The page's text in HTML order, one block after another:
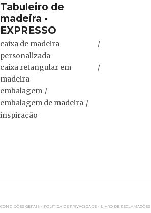
Tabuleiro de
madeira •
EXPRESSO
caixa de madeira
personalizada
caixa retangular em
madeira
embalagem
embalagem de madeira
inspiração
CONDIÇÕES GERAIS • POLÍTICA DE PRIVACIDADE • LIVRO DE RECLAMAÇÕES